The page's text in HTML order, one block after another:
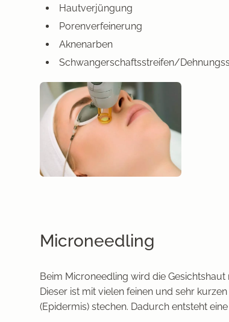
Hautverjüngung
Porenverfeinerung
Aknenarben
Schwangerschaftsstreifen/
Microneedling
Beim Microneedling wird die
Dieser ist mit vielen feinen und sehr
(Epidermis) stechen. Dadurch entsteht